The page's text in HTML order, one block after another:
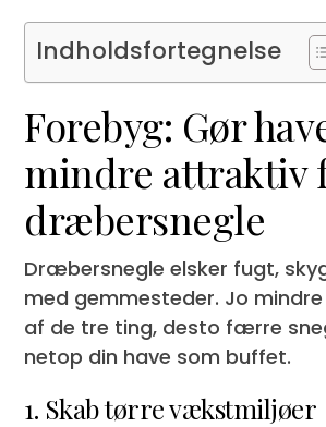
Indholdsfortegnelse
Forebyg: Gør
mindre attraktiv
dræbersnegle
Dræbersnegle elsker fugt,
med gemmesteder. Jo
af de tre ting, desto færre
netop din have som buffet.
1. Skab tørre vækstmiljøer